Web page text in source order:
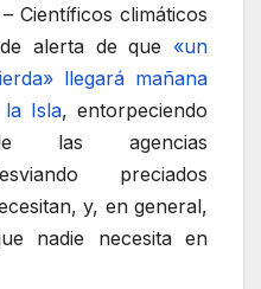
Científicos climáticos
alerta de que «un
llegará mañana
la Isla, entorpeciendo
las agencias
preciados
y, en general,
nadie necesita en